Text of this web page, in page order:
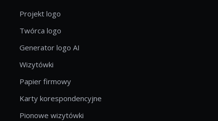
Projekt logo
Twórca logo
Generator logo AI
Wizytówki
Papier firmowy
Karty korespondencyjne
Pionowe wizytówki